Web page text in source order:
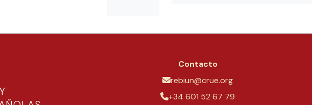
Contacto
rebiun@crue.org
+34 601 52 67 79